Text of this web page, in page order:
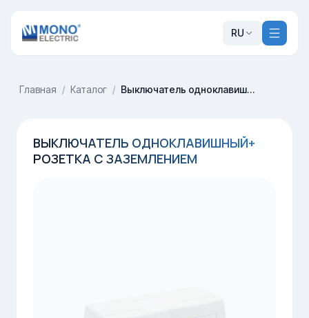
RU
Главная / Каталог / Выключатель одноклавишный+ розетка с заземлением
ВЫКЛЮЧАТЕЛЬ ОДНОКЛАВИШНЫЙ+
РОЗЕТКА С ЗАЗЕМЛЕНИЕМ